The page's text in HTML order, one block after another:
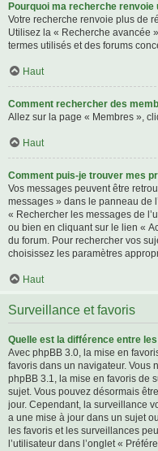
Pourquoi ma recherche renvoie
Votre recherche renvoie plus de
Utilisez la « Recherche avancée
termes utilisés et des forums
Haut
Comment rechercher des
Allez sur la page « Membres »,
Haut
Comment puis-je trouver mes
Vos messages peuvent être
messages » dans le panneau de
« Rechercher les messages de
ou bien en cliquant sur le lien «
du forum. Pour rechercher vos
choisissez les paramètres
Haut
Surveillance et favoris
Quelle est la différence entre
Avec phpBB 3.0, la mise en
favoris dans un navigateur. Vous
phpBB 3.1, la mise en favoris de
sujet. Vous pouvez désormais
jour. Cependant, la surveillance
a une mise à jour dans un sujet
les favoris et les surveillances
l’utilisateur dans l’onglet «